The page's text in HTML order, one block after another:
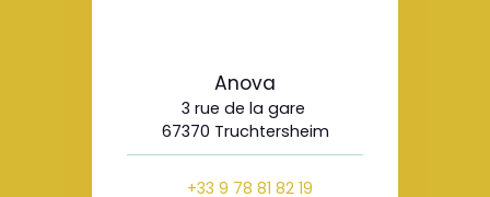
Anova
3 rue de la gare
67370 Truchtersheim
+33 9 78 81 82 19